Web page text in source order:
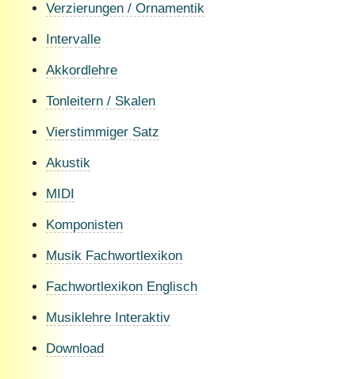
Verzierungen / Ornamentik
Intervalle
Akkordlehre
Tonleitern / Skalen
Vierstimmiger Satz
Akustik
MIDI
Komponisten
Musik Fachwortlexikon
Fachwortlexikon Englisch
Musiklehre Interaktiv
Download